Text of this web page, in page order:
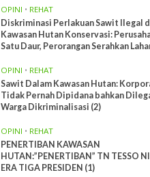
OPINI • REHAT
Diskriminasi Perlakuan Sawit Ilegal
Kawasan Hutan Konservasi:
Satu Daur, Perorangan Serahkan
OPINI • REHAT
Sawit Dalam Kawasan Hutan:
Tidak Pernah Dipidana bahkan
Warga Dikriminalisasi (2)
OPINI • REHAT
PENERTIBAN KAWASAN
HUTAN:”PENERTIBAN” TN TESSO
ERA TIGA PRESIDEN (1)